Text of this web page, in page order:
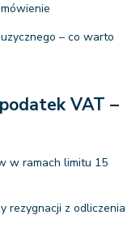
– co warto
VAT –
w ramach limitu 15
rezygnacji z odliczenia